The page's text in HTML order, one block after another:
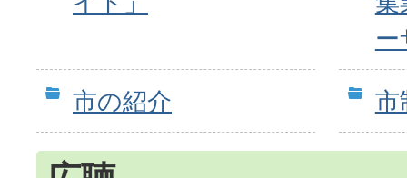
市の紹介 市